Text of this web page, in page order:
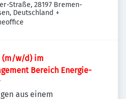
Straße, 28197 Bremen-
Deutschland +
(m/w/d) im
Bereich Energie-
aus einem